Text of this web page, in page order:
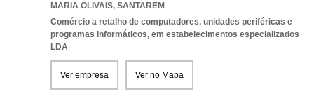
MARIA OLIVAIS, SANTAREM
Comércio a retalho de computadores, unidades periféricas e
programas informáticos, em estabelecimentos especializados
LDA
Ver empresa Ver no Mapa